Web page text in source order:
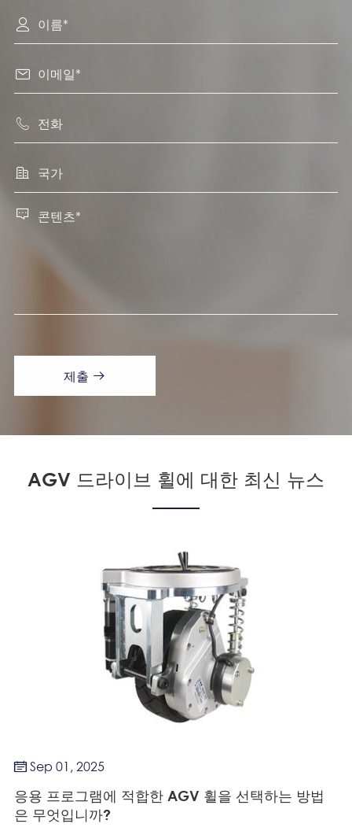





제출 
AGV 드라이브 휠에 대한 최신 뉴스
 Sep 01, 2025
응용 프로그램에 적합한 AGV 휠을 선택하는 방법
은 무엇입니까?